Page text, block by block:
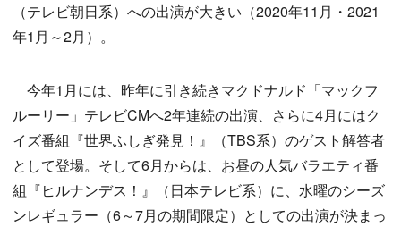
（テレビ朝日系）への出演が大きい（2020年11月・2021
年1月～2月）。
今年1月には、昨年に引き続きマクドナルド「マックフ
ルーリー」テレビCMへ2年連続の出演、さらに4月にはク
イズ番組『世界ふしぎ発見！』（TBS系）のゲスト解答者
として登場。そして6月からは、お昼の人気バラエティ番
組『ヒルナンデス！』（日本テレビ系）に、水曜のシーズ
ンレギュラー（6～7月の期間限定）としての出演が決まっ